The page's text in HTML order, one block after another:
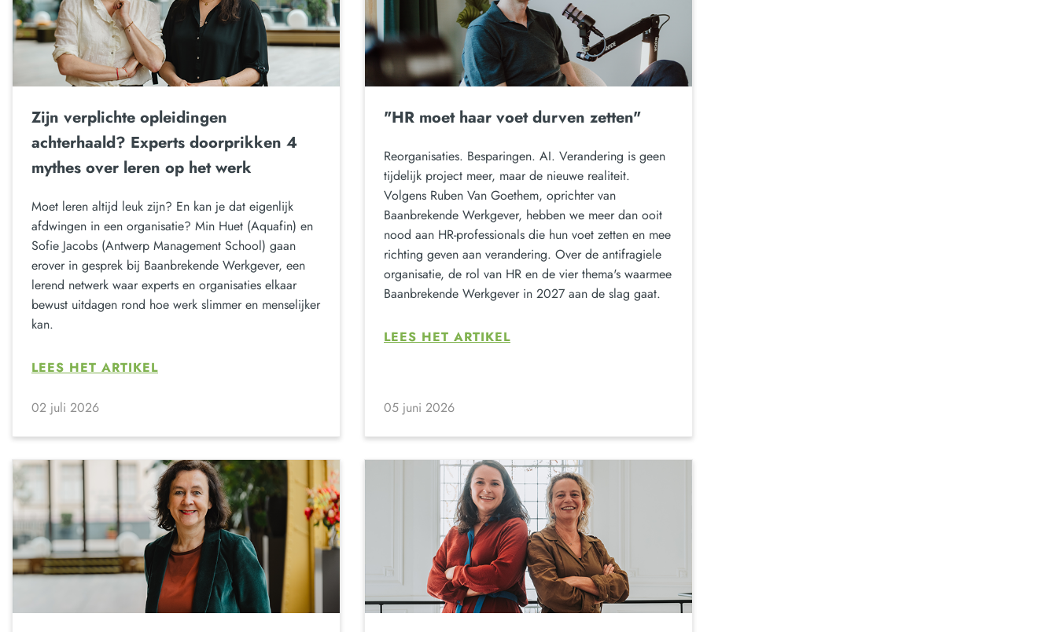
Zijn verplichte opleidingen
achterhaald? Experts doorprikken 4
mythes over leren op het werk
Moet leren altijd leuk zijn? En kan je dat eigenlijk
afdwingen in een organisatie? Min Huet (Aquafin) en
Sofie Jacobs (Antwerp Management School) gaan
erover in gesprek bij Baanbrekende Werkgever, een
lerend netwerk waar experts en organisaties elkaar
bewust uitdagen rond hoe werk slimmer en menselijker
kan.
LEES HET ARTIKEL
02 juli 2026
"HR moet haar voet durven zetten"
Reorganisaties. Besparingen. AI. Verandering is geen
tijdelijk project meer, maar de nieuwe realiteit.
Volgens Ruben Van Goethem, oprichter van
Baanbrekende Werkgever, hebben we meer dan ooit
nood aan HR-professionals die hun voet zetten en mee
richting geven aan verandering. Over de antifragiele
organisatie, de rol van HR en de vier thema's waarmee
Baanbrekende Werkgever in 2027 aan de slag gaat.
LEES HET ARTIKEL
05 juni 2026